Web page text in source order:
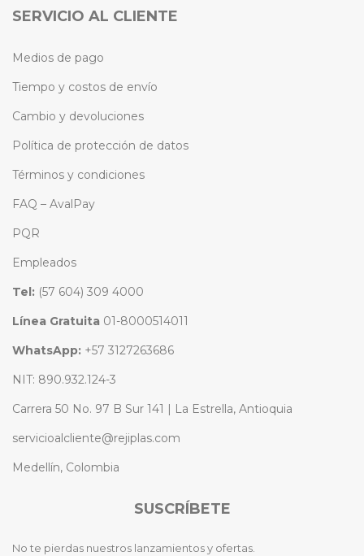
SERVICIO AL CLIENTE
Medios de pago
Tiempo y costos de envío
Cambio y devoluciones
Política de protección de datos
Términos y condiciones
FAQ – AvalPay
PQR
Empleados
Tel: (57 604) 309 4000
Línea Gratuita 01-8000514011
WhatsApp: +57 3127263686
NIT: 890.932.124-3
Carrera 50 No. 97 B Sur 141 | La Estrella, Antioquia
servicioalcliente@rejiplas.com
Medellín, Colombia
SUSCRÍBETE
No te pierdas nuestros lanzamientos y ofertas.